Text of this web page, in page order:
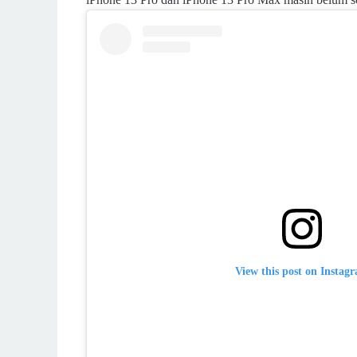
View this post on